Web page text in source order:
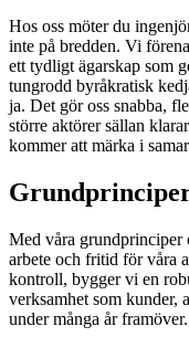
Hos oss möter du
inte på bredden. Vi
ett tydligt ägarskap som
tungrodd byråkratisk
ja. Det gör oss snabba,
större aktörer sällan
kommer att märka i
Med våra grundprinciper
arbete och fritid för våra
kontroll, bygger vi en
verksamhet som kunder,
under många år framöver.